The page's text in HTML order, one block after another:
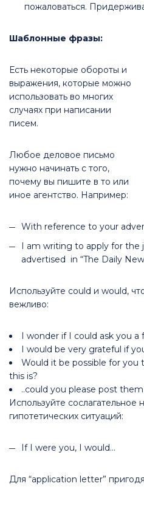
пожаловаться.
Шаблонные фразы:
Есть некоторые обороты и
выражения, которые можно
использовать во многих
случаях при написании
писем.
Любое деловое письмо
нужно начинать с того,
почему вы пишите в то или
иное агентство. Например:
With reference to your
I am writing to apply for the
advertised in “The Daily
Используйте could и would,
вежливо:
I wonder if I could ask you a
I would be very grateful if
Would it be possible for
this is?
..could you please post
Используйте
гипотетических ситуаций:
If I were you, I would…
Для “application letter”